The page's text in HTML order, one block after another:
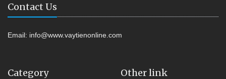
Contact Us
Email: info@www.vaytienonline.com
Category Other link